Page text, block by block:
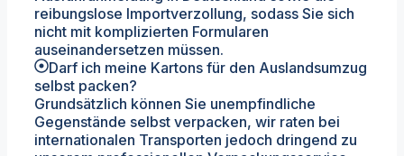
reibungslose Importverzollung, sodass Sie sich
nicht mit komplizierten Formularen
auseinandersetzen müssen.
Darf ich meine Kartons für den Auslandsumzug
selbst packen?
Grundsätzlich können Sie unempfindliche
Gegenstände selbst verpacken, wir raten bei
internationalen Transporten jedoch dringend zu